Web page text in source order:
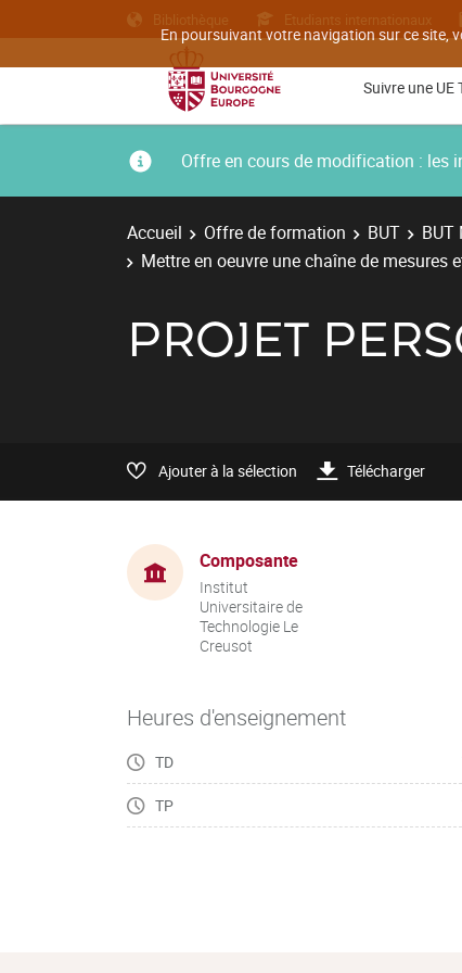
En poursuivant votre navigation sur ce site,
Bibliothèque Etudiants internationaux
Suivre une UE
Offre en cours de modification : les
Accueil Offre de formation BUT BUT
Mettre en oeuvre une chaîne de mesures
PROJET
Ajouter à la sélection Télécharger
Composante
Institut
Universitaire de
Technologie Le
Creusot
Heures d'enseignement
TD
TP